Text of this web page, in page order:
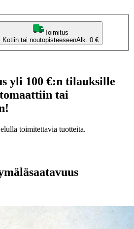
Toimitus
Kotiin tai noutopisteeseenAlk. 0 €
yli 100 €:n tilauksille
tai
toimitettavia tuotteita.